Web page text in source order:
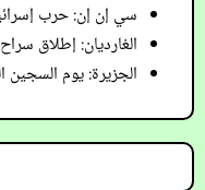
سي إن إن: حرب إسرائيل-
الغارديان: إطلاق
الجزيرة: يوم السجين